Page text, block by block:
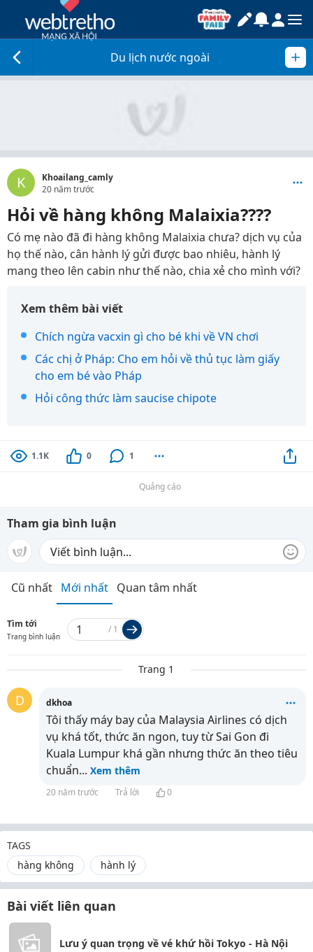
Du lịch nước ngoài
K
Khoailang_camly
20 năm trước
Hỏi về hàng không Malaixia????
Có mẹ nào đã đi hàng không Malaixia chưa? dịch vụ của
họ thế nào, cân hành lý gửi được bao nhiêu, hành lý
mang theo lên cabin như thế nào, chia xẻ cho mình với?
Xem thêm bài viết
Chích ngừa vacxin gì cho bé khi về VN chơi
Các chị ở Pháp: Cho em hỏi về thủ tục làm giấy
cho em bé vào Pháp
Hỏi công thức làm saucise chipote
1.1K 0 1
Quảng cáo
Tham gia bình luận
Cũ nhất Mới nhất Quan tâm nhất
Tìm tới
Trang bình luận
/ 1
Trang 1
D dkhoa
Tôi thấy máy bay của Malaysia Airlines có dịch
vụ khá tốt, thức ăn ngon, tuy từ Sai Gon đi
Kuala Lumpur khá gần nhưng thức ăn theo tiêu
chuẩn... Xem thêm
20 năm trước Trả lời 0
TAGS
hàng không
hành lý
Bài viết liên quan
Lưu ý quan trọng về vé khứ hồi Tokyo - Hà Nội